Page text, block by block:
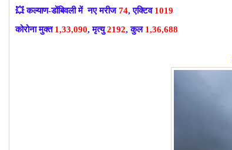
💥कल्याण-डोंबिवली में नए मरीज74, एक्टिव1019
कोरोना मुक्त1,33,090, मृत्यु2192, कुल 1,36,688